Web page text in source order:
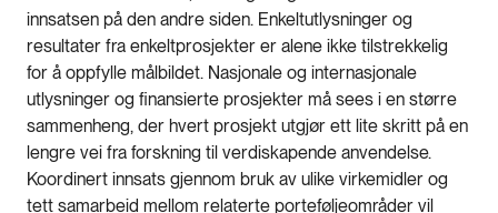
innsatsen på den andre siden. Enkeltutlysninger og
resultater fra enkeltprosjekter er alene ikke tilstrekkelig
for å oppfylle målbildet. Nasjonale og internasjonale
utlysninger og finansierte prosjekter må sees i en større
sammenheng, der hvert prosjekt utgjør ett lite skritt på en
lengre vei fra forskning til verdiskapende anvendelse.
Koordinert innsats gjennom bruk av ulike virkemidler og
tett samarbeid mellom relaterte porteføljeområder vil